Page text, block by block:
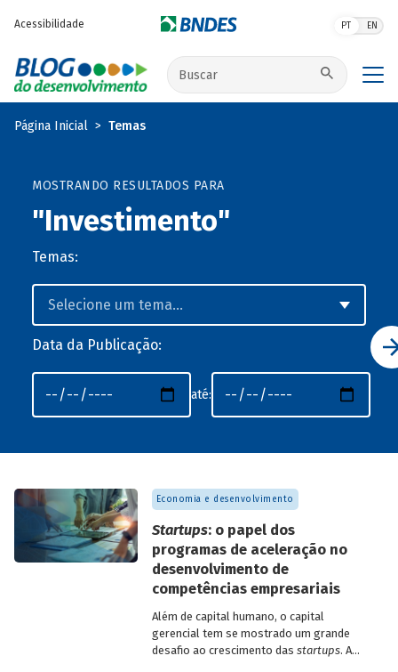
Acessibilidade PT EN
Buscar no site
Página Inicial Temas
MOSTRANDO RESULTADOS PARA
"Investimento"
Temas:
Data da Publicação:
até:
Economia e desenvolvimento
Startups: o papel dos
programas de aceleração no
desenvolvimento de
competências empresariais
Além de capital humano, o capital
gerencial tem se mostrado um grande
desafio ao crescimento das startups. A